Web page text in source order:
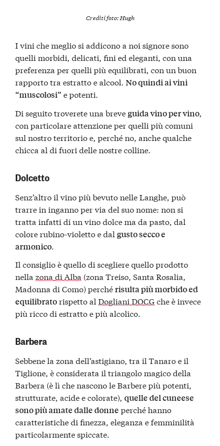
Crediti foto:Hugh
I vini che meglio si addicono a noi signore sono
quelli morbidi, delicati, fini ed eleganti, con una
preferenza per quelli più equilibrati, con un buon
rapporto tra estratto e alcool.No quindi ai vini
“muscolosi” e potenti.
Di seguito troverete una breveguida vino per vino
con particolare attenzione per quelli più comuni
sul nostro territorio e, perché no, anche qualche
chicca al di fuori delle nostre colline.
Dolcetto
Senz’altro il vino più bevuto nelle Langhe, può
trarre in inganno per via del suo nome: non si
tratta infatti di un vino dolce ma da pasto, dal
colore rubino-violetto e dalgusto secco e
armonico.
Il consiglio è quello di scegliere quello prodotto
nellazona di Alba (zona Treiso, Santa Rosalia,
Madonna di Como) perchérisulta più morbido ed
equilibratorispetto alDogliani DOCGche è invece
più ricco di estratto e più alcolico.
Barbera
Sebbene la zona dell’astigiano, tra il Tanaro e il
Tiglione, è considerata il triangolo magico della
Barbera (è lì che nascono le Barbere più potenti,
strutturate, acide e colorate),quelle del cuneese
sono più amate dalle donne perché hanno
caratteristiche di finezza, eleganza e femminilità
particolarmente spiccate.